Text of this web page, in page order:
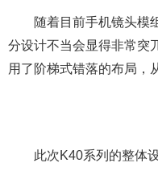
随着目前手机镜头模组
分设计不当会显得非常突
用了阶梯式错落的布局，
此次K40系列的整体设